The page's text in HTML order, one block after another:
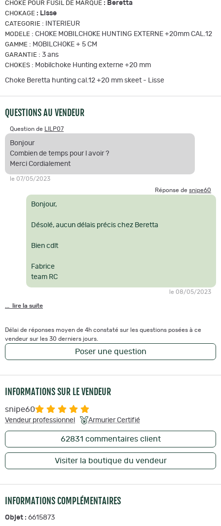
CHOKE POUR FUSIL DE MARQUE : Beretta
CHOKAGE : Lisse
CATEGORIE : INTERIEUR
MODELE : CHOKE MOBILCHOKE HUNTING EXTERNE +20mm CAL.12
GAMME : MOBILCHOKE + 5 CM
GARANTIE : 3 ans
CHOKES : Mobilchoke Hunting externe +20 mm
Choke Beretta hunting cal.12 +20 mm skeet - Lisse
QUESTIONS AU VENDEUR
Question de LILP07
Bonjour
Combien de temps pour l avoir ?
Merci Cordialement
le 07/05/2023
Réponse de snipe60
Bonjour,
Désolé, aucun délais précis chez Beretta
Bien cdlt
Fabrice
team RC
le 08/05/2023
... lire la suite
Délai de réponses moyen de 4h constaté sur les questions posées à ce
vendeur sur les 30 derniers jours.
Poser une question
INFORMATIONS SUR LE VENDEUR
snipe60
Vendeur professionnel Armurier Certifié
62831 commentaires client
Visiter la boutique du vendeur
INFORMATIONS COMPLÉMENTAIRES
Objet : 6615873